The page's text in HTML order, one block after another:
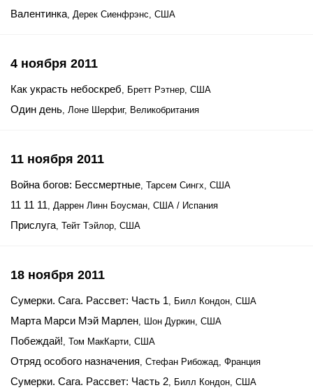
Валентинка, Дерек Сиенфрэнс, США
4 ноября 2011
Как украсть небоскреб, Бретт Рэтнер, США
Один день, Лоне Шерфиг, Великобритания
11 ноября 2011
Война богов: Бессмертные, Тарсем Сингх, США
11 11 11, Даррен Линн Боусман, США / Испания
Прислуга, Тейт Тэйлор, США
18 ноября 2011
Сумерки. Сага. Рассвет: Часть 1, Билл Кондон, США
Марта Марси Мэй Марлен, Шон Дуркин, США
Побеждай!, Том МакКарти, США
Отряд особого назначения, Стефан Рибожад, Франция
Сумерки. Сага. Рассвет: Часть 2, Билл Кондон, США